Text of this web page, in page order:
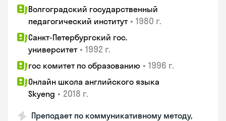
Волгоградский государственный
педагогический институт • 1980 г.
Санкт-Петербургский гос.
университет • 1992 г.
гос комитет по образованию • 1996 г.
Онлайн школа английского языка
Skyeng • 2018 г.
Преподает по коммуникативному методу,